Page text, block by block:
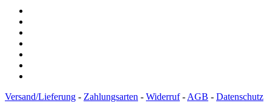
Versand/Lieferung - Zahlungsarten - Widerruf- AGB - Datenschutz